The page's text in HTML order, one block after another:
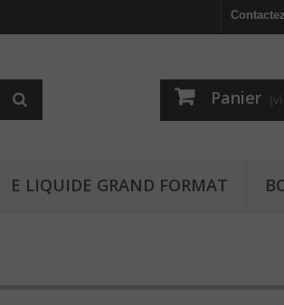
Panier
E LIQUIDE GRAND FORMAT